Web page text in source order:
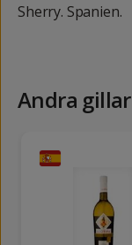
Sherry. Spanien.
Andra gillar